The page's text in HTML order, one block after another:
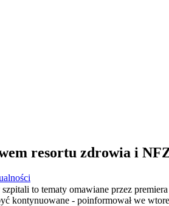
resortu zdrowia i
to tematy omawiane przez
kontynuowane - poinformował we